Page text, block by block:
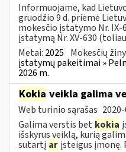
Informuojame, kad
gruodžio 9 d. priėmė
mokesčio įstatymo Nr.
įstatymą Nr. XV-630
Metai: 2025 Mokesčių
įstatymų pakeitimai »
2026 m.
Kokia veikla galima
Web turinio sąrašas
Galima verstis bet kokia
išskyrus veiklą, kurią
sutartį ar įsteigus įmonę.